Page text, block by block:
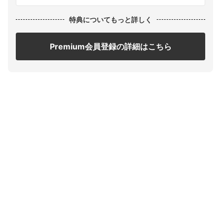
特典についてもっと詳しく
Premium会員登録の詳細はこちら